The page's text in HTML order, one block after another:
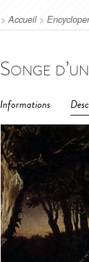
>Accueil>
Songe
Informations